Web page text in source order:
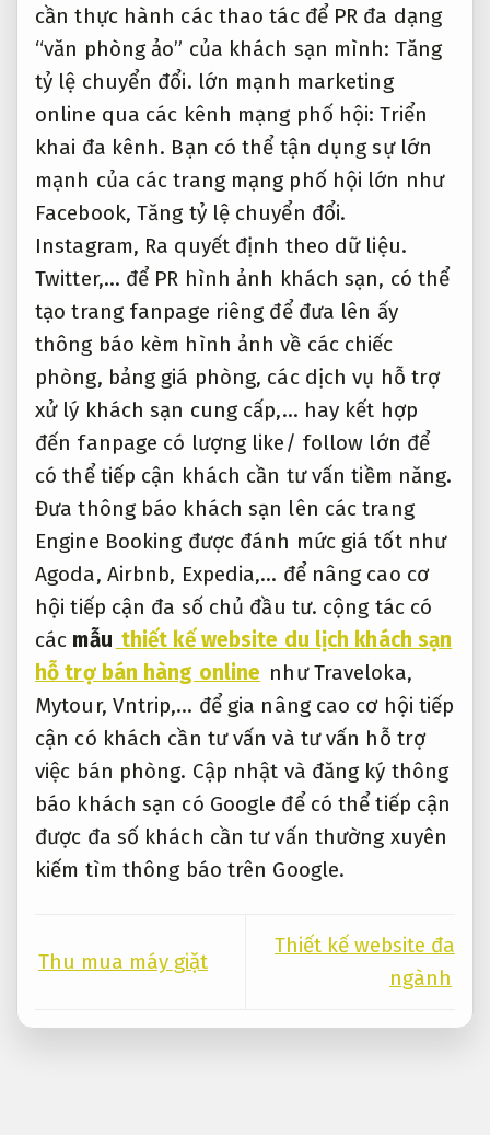
cần thực hành các thao tác để PR đa dạng
“văn phòng ảo” của khách sạn mình: Tăng
tỷ lệ chuyển đổi. lớn mạnh marketing
online qua các kênh mạng phố hội:Triển
khai đa kênh. Bạn có thể tận dụng sự lớn
mạnh của các trang mạng phố hội lớn như
Facebook, Tăng tỷ lệ chuyển đổi.
Instagram, Ra quyết định theo dữ liệu.
Twitter,… để PR hình ảnh khách sạn, có thể
tạo trang fanpage riêng để đưa lên ấy
thông báo kèm hình ảnh về các chiếc
phòng, bảng giá phòng, các dịch vụ hỗ trợ
xử lý khách sạn cung cấp,… hay kết hợp
đến fanpage có lượng like/ follow lớn để
có thể tiếp cận khách cần tư vấn tiềm năng.
Đưa thông báo khách sạn lên các trang
Engine Booking được đánh mức giá tốt như
Agoda, Airbnb, Expedia,… để nâng cao cơ
hội tiếp cận đa số chủ đầu tư. cộng tác có
các mẫu thiết kế website du lịch khách sạn
hỗ trợ bán hàng online như Traveloka,
Mytour, Vntrip,… để gia nâng cao cơ hội tiếp
cận có khách cần tư vấn và tư vấn hỗ trợ
việc bán phòng. Cập nhật và đăng ký thông
báo khách sạn có Google để có thể tiếp cận
được đa số khách cần tư vấn thường xuyên
kiếm tìm thông báo trên Google.
Thu mua máy giặt
Thiết kế website đa
ngành